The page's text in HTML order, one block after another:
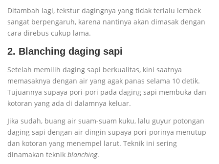
Ditambah lagi, tekstur dagingnya yang tidak terlalu lembek
sangat berpengaruh, karena nantinya akan dimasak dengan
cara direbus cukup lama.
2. Blanching daging sapi
Setelah memilih daging sapi berkualitas, kini saatnya
memasaknya dengan air yang agak panas selama 10 detik.
Tujuannya supaya pori-pori pada daging sapi membuka dan
kotoran yang ada di dalamnya keluar.
Jika sudah, buang air suam-suam kuku, lalu guyur potongan
daging sapi dengan air dingin supaya pori-porinya menutup
dan kotoran yang menempel larut. Teknik ini sering
dinamakan teknik blanching.